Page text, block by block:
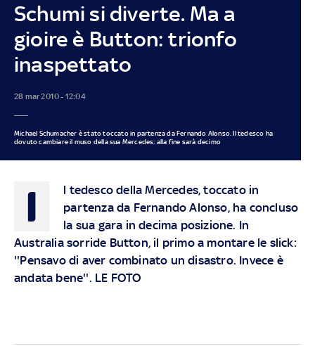
Schumi si diverte. Ma a
gioire è Button: trionfo
inaspettato
28 mar 2010 - 12:04
Michael Schumacher è stato toccato in partenza da Fernando Alonso. Il tedesco ha
dovuto cambiare il muso della sua Mercedes: alla fine sarà decimo
I
l tedesco della Mercedes, toccato in
partenza da Fernando Alonso, ha concluso
la sua gara in decima posizione. In
Australia sorride Button, il primo a montare le slick:
''Pensavo di aver combinato un disastro. Invece è
andata bene''. LE FOTO